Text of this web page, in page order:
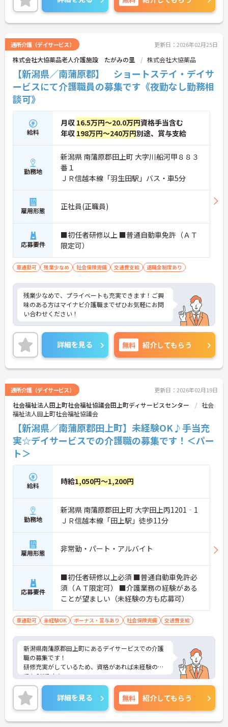
通所介護（デイサービス） 更新日：2026年02月25日
株式会社大協薬品老人介護施設 たがみの里 株式会社大協薬品
【新潟県／南蒲原郡】 ショートステイ・デイサ
ービスにて介護職員の募集です《夜勤なし勤務相
談可》
給料
月収 16.5万円～20.0万円資格手当含む
年収 198万円～240万円別途、賞与支給
勤務地
新潟県 南蒲原郡田上町 大字川船河甲８８３
番１
ＪＲ信越本線「羽生田駅」バス・車5分
雇用形態 正社員(正職員)
応募要件
■初任者研修以上 ■普通自動車免許（ＡＴ
限定可）
車通勤可 残業少なめ 社会保険完備 交通費支給 退職金制度あり
残業少なめで、プライベートも充実できます！ご興
味のある方はマイナビ介護職までぜひお気軽にお問
い合わせください！
詳細を見る 無料 紹介してもらう
通所介護（デイサービス） 更新日：2026年02月19日
社会福祉法人田上町社会福祉協議会田上町ディサービスセンター
社会
福祉法人田上町社会福祉協議会
【新潟県／南蒲原郡田上町】未経験OK♪手当充
実☆デイサービスでの介護職の募集です！＜パー
ト＞
給料 時給1,050円～1,200円
勤務地
新潟県 南蒲原郡田上町 大字田上丙1201‐1
ＪＲ信越本線「田上駅」徒歩11分
雇用形態 非常勤・パート・アルバイト
応募要件
■初任者研修以上必須 ■普通自動車免許必
須（ＡＴ限定可） ■介護業務の経験がある
ことが望ましい（未経験の方も応募可）
車通勤可 未経験OK ボーナス・賞与あり 社会保険完備 交通費支給
新潟県南蒲原郡田上町にあるデイサービスでの介護
職の募集です！
研修充実がしているため、資格があれば未経験の方
でもOKです☆
過去には正社員登用の実績もあり、キャリアアップ
のチャンスがあります♪
資格手当や年末年始手当、扶養手当等の各種手当が
充実しており、昇給・賞与制度もあるので、給与面
も安心です◎
詳細を見る 無料 紹介してもらう